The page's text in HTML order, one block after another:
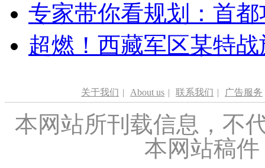
专家带你看规划：首
超燃！西藏军区某特
关于我们 | About us | 联系我们 | 广告服务
本网站所刊载信息，不
本网站稿